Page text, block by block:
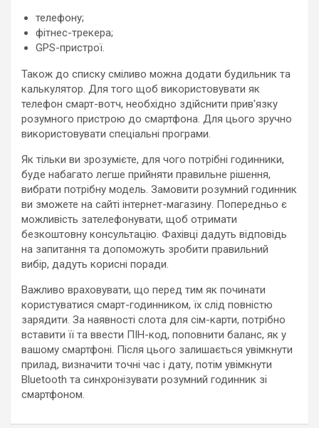
телефону;
фітнес-трекера;
GPS-пристрої.
Також до списку сміливо можна додати будильник та
калькулятор. Для того щоб використовувати як
телефон смарт-вотч, необхідно здійснити прив'язку
розумного пристрою до смартфона. Для цього зручно
використовувати спеціальні програми.
Як тільки ви зрозумієте, для чого потрібні годинники,
буде набагато легше прийняти правильне рішення,
вибрати потрібну модель. Замовити розумний годинник
ви зможете на сайті інтернет-магазину. Попередньо є
можливість зателефонувати, щоб отримати
безкоштовну консультацію. Фахівці дадуть відповідь
на запитання та допоможуть зробити правильний
вибір, дадуть корисні поради.
Важливо враховувати, що перед тим як починати
користуватися смарт-годинником, їх слід повністю
зарядити. За наявності слота для сім-карти, потрібно
вставити її та ввести ПІН-код, поповнити баланс, як у
вашому смартфоні. Після цього залишається увімкнути
прилад, визначити точні час і дату, потім увімкнути
Bluetooth та синхронізувати розумний годинник зі
смартфоном.